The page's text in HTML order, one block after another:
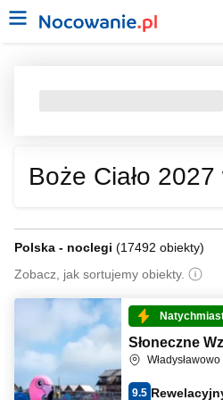
Boże Ciało
Polska - noclegi (17492 obiekty)
Zobacz, jak sortujemy obiekty.
Słoneczne
Władysławowo
9.5